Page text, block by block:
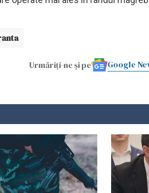
Urmăriți-ne și pe Google